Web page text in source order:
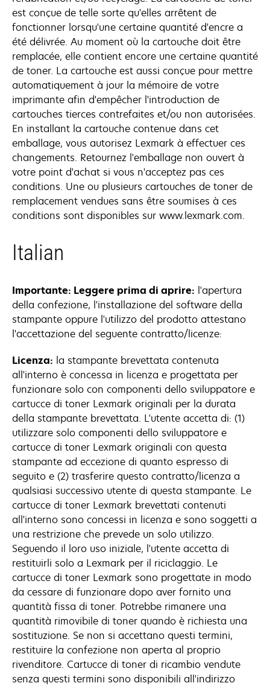
est conçue de telle sorte qu'elles arrêtent de
fonctionner lorsqu'une certaine quantité d'encre a
été délivrée. Au moment où la cartouche doit être
remplacée, elle contient encore une certaine quantité
de toner. La cartouche est aussi conçue pour mettre
automatiquement à jour la mémoire de votre
imprimante afin d'empêcher l'introduction de
cartouches tierces contrefaites et/ou non autorisées.
En installant la cartouche contenue dans cet
emballage, vous autorisez Lexmark à effectuer ces
changements. Retournez l'emballage non ouvert à
votre point d'achat si vous n'acceptez pas ces
conditions. Une ou plusieurs cartouches de toner de
remplacement vendues sans être soumises à ces
conditions sont disponibles sur www.lexmark.com.
Italian
Importante: Leggere prima di aprire: l'apertura
della confezione, l'installazione del software della
stampante oppure l'utilizzo del prodotto attestano
l'accettazione del seguente contratto/licenze:
Licenza: la stampante brevettata contenuta
all'interno è concessa in licenza e progettata per
funzionare solo con componenti dello sviluppatore e
cartucce di toner Lexmark originali per la durata
della stampante brevettata. L'utente accetta di: (1)
utilizzare solo componenti dello sviluppatore e
cartucce di toner Lexmark originali con questa
stampante ad eccezione di quanto espresso di
seguito e (2) trasferire questo contratto/licenza a
qualsiasi successivo utente di questa stampante. Le
cartucce di toner Lexmark brevettati contenuti
all'interno sono concessi in licenza e sono soggetti a
una restrizione che prevede un solo utilizzo.
Seguendo il loro uso iniziale, l'utente accetta di
restituirli solo a Lexmark per il riciclaggio. Le
cartucce di toner Lexmark sono progettate in modo
da cessare di funzionare dopo aver fornito una
quantità fissa di toner. Potrebbe rimanere una
quantità rimovibile di toner quando è richiesta una
sostituzione. Se non si accettano questi termini,
restituire la confezione non aperta al proprio
rivenditore. Cartucce di toner di ricambio vendute
senza questi termini sono disponibili all'indirizzo